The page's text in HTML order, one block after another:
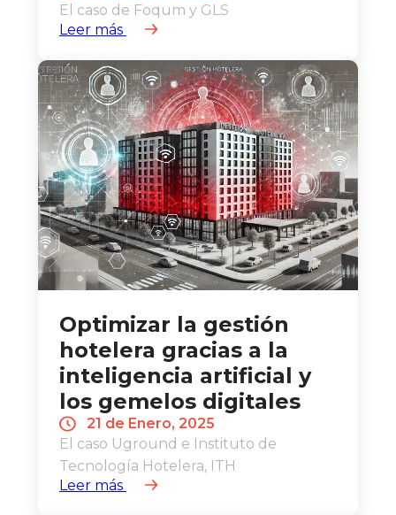
El caso de Foqum y GLS
Leer más
Optimizar la gestión
hotelera gracias a la
inteligencia artificial y
los gemelos digitales
21 de Enero, 2025
El caso Uground e Instituto de
Tecnología Hotelera, ITH
Leer más